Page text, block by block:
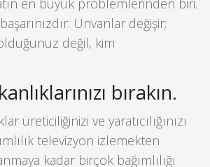
Unvanlar değişir;
değil, kim
bırakın.
üreticiliğinizi ve yaratıcılığınızı
televizyon izlemekten
kadar birçok bağımlılığı